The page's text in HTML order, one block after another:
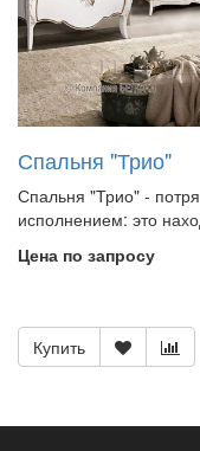
Спальня "Трио"
Спальня "Трио" -
исполнением: это
Цена по запросу
Купить